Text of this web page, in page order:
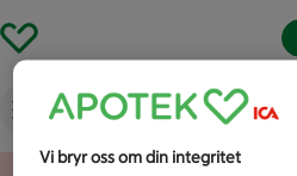
Vad letar du efter idag?
Vi bryr oss om din integritet